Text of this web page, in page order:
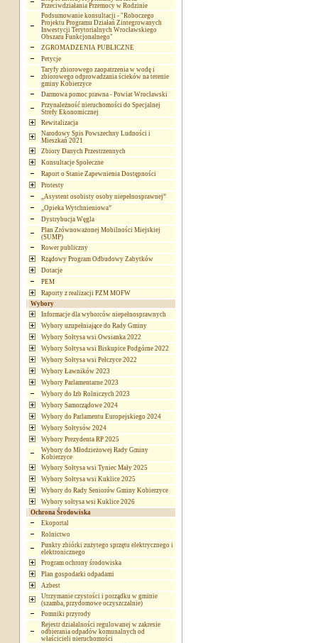
Przeciwdziałania Przemocy w Rodzinie
Podsumowanie konsultacji - "Roboczego
Projektu Programu Działań Zintegrowanych
Inwestycji Terytorialnych Wrocławskiego
Obszaru Funkcjonalnego"
ZGROMADZENIA PUBLICZNE
Petycje
Taryfy zbiorowego zaopatrzenia w wodę i
zbiorowego odprowadzania ścieków na terenie
gminy Kobierzyce
Darmowa pomoc prawna - Powiat Wrocławski
Przynależność nieruchomości do Specjalnej
Strefy Ekonomicznej
Rewitalizacja
Narodowy Spis Powszechny Ludności i
Mieszkań 2021
Zbiory Danych Przestrzennych
Konsultacje Społeczne
Raport o Stanie Zapewnienia Dostępności
Protesty
„Asystent osobisty osoby niepełnosprawnej”
„Opieka Wytchnieniowa”
Dystrybucja Węgla
Plan Zrównoważonej Mobilności Miejskiej
(SUMP)
Rower publiczny
Rządowy Program Odbudowy Zabytków
Dotacje
PEM
Raporty z realizacji PZM MOFW
Wybory
Informacje dla wyborców niepełnosprawnych
Wybory uzupełniające do Rady Gminy
Wybory Sołtysa wsi Owsianka 2022
Wybory Sołtysa wsi Biskupice Podgórne 2022
Wybory Sołtysa wsi Pełczyce 2022
Wybory Ławników 2023
Wybory Parlamentarne 2023
Wybory do Izb Rolniczych 2023
Wybory Samorządowe 2024
Wybory do Parlamentu Europejskiego 2024
Wybory Sołtysów 2024
Wybory Prezydenta RP 2025
Wybory do Młodzieżowej Rady Gminy
Kobierzyce
Wybory Sołtysa wsi Tyniec Mały 2025
Wybory Sołtysa wsi Kuklice 2025
Wybory do Rady Seniorów Gminy Kobierzyce
Wybory sołtysa wsi Kuklice 2026
Ochrona Środowiska
Ekoportal
Rolnictwo
Punkty zbiórki zużytego sprzętu elektrycznego i
elektronicznego
Program ochrony środowiska
Plan gospodarki odpadami
Azbest
Utrzymanie czystości i porządku w gminie
(szamba, przydomowe oczyszczalnie)
Pomniki przyrody
Rejestr działalności regulowanej w zakresie
odbierania odpadów komunalnych od
właścicieli nieruchomości